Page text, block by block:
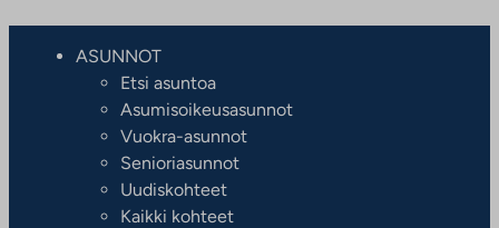
ASUNNOT
Etsi asuntoa
Asumisoikeusasunnot
Vuokra-asunnot
Senioriasunnot
Uudiskohteet
Kaikki kohteet